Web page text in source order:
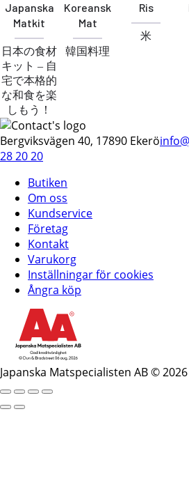
Japanska
Matkit
日本の食材
キット – 自
宅で本格的
な和食を楽
しもう！
Koreansk
Mat
韓国料理
Ris
米
Bergviksvägen 40, 17890 Ekerö
28 20 20
Butiken
Om oss
Kundservice
Företag
Kontakt
Varukorg
Inställningar för cookies
Ångra köp
Japanska Matspecialisten AB © 2026